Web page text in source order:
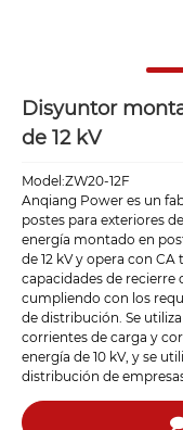
Disyuntor
de 12 kV
Model:ZW20-12F
Anqiang Power es un
postes para exteriores
energía montado en
de 12 kV y opera con
capacidades de recierre
cumpliendo con los
de distribución. Se
corrientes de carga y
energía de 10 kV, y se
distribución de